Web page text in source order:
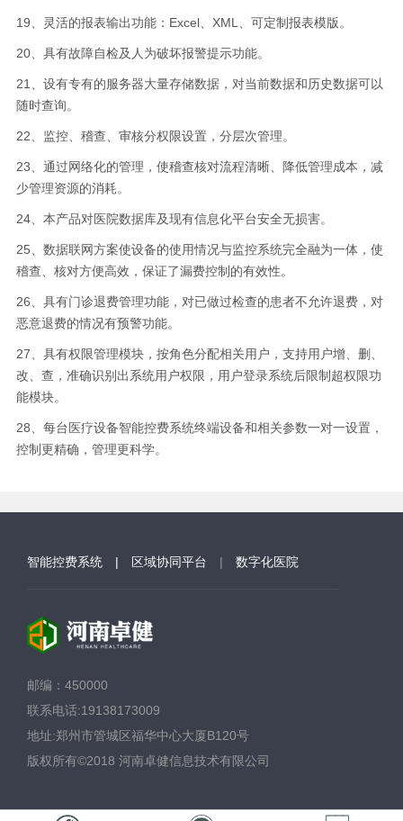
19、灵活的报表输出功能： Excel、XML、可定制报表模版。
20、具有故障自检及人为破坏报警提示功能。
21、设有专有的服务器大量存储数据，对当前数据和历史数据可以
随时查询。
22、监控、稽查、审核分权限设置，分层次管理。
23、通过网络化的管理，使稽查核对流程清晰、降低管理成本，减
少管理资源的消耗。
24、本产品对医院数据库及现有信息化平台安全无损害。
25、数据联网方案使设备的使用情况与监控系统完全融为一体，使
稽查、核对方便高效，保证了漏费控制的有效性。
26、具有门诊退费管理功能，对已做过检查的患者不允许退费，对
恶意退费的情况有预警功能。
27、具有权限管理模块，按角色分配相关用户，支持用户增、删、
改、查，准确识别出系统用户权限，用户登录系统后限制超权限功
能模块。
28、每台医疗设备智能控费系统终端设备和相关参数一对一设置，
控制更精确，管理更科学。
智能控费系统 | 区域协同平台 | 数字化医院
邮编 ：450000
联系电话:19138173009
地址:郑州市管城区福华中心大厦B120号
版权所有©2018 河南卓健信息技术有限公司